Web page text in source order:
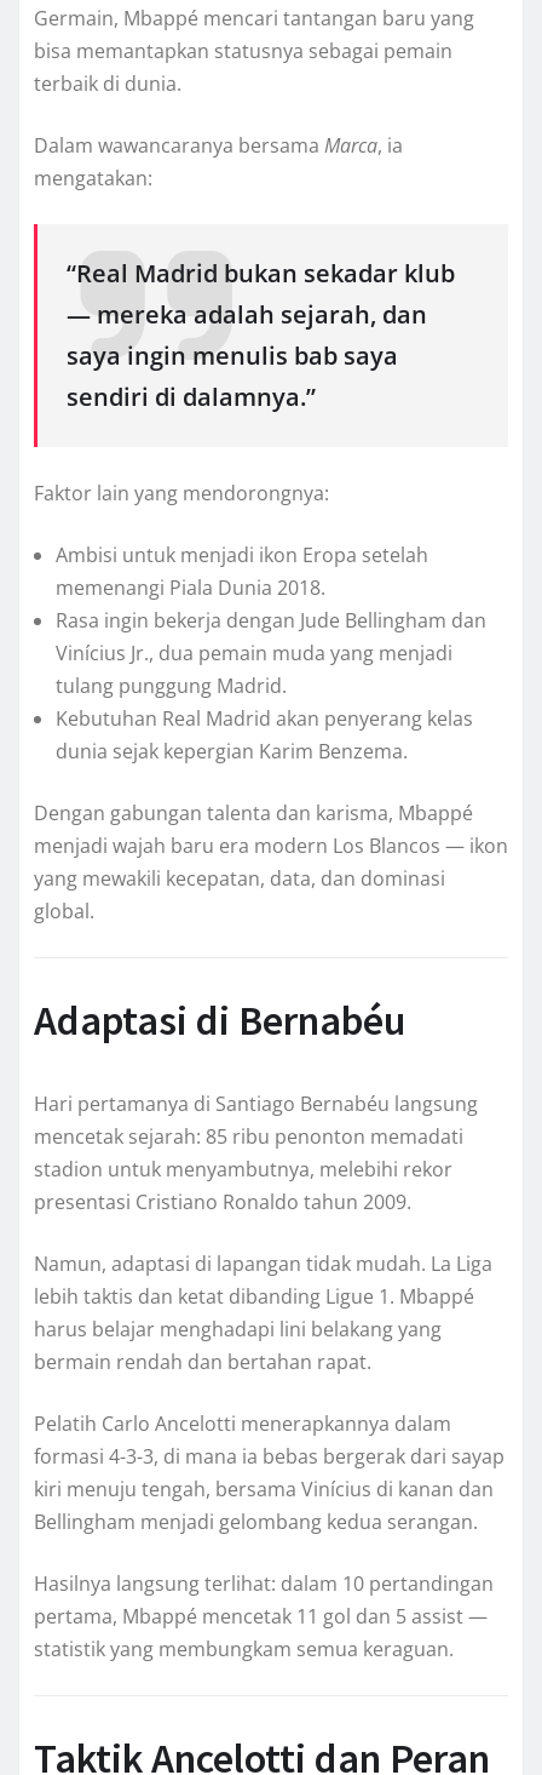
Germain, Mbappé mencari tantangan baru yang
bisa memantapkan statusnya sebagai pemain
terbaik di dunia.
Dalam wawancaranya bersama Marca, ia
mengatakan:
“Real Madrid bukan sekadar klub
— mereka adalah sejarah, dan
saya ingin menulis bab saya
sendiri di dalamnya.”
Faktor lain yang mendorongnya:
Ambisi untuk menjadi ikon Eropa setelah
memenangi Piala Dunia 2018.
Rasa ingin bekerja dengan Jude Bellingham dan
Vinícius Jr., dua pemain muda yang menjadi
tulang punggung Madrid.
Kebutuhan Real Madrid akan penyerang kelas
dunia sejak kepergian Karim Benzema.
Dengan gabungan talenta dan karisma, Mbappé
menjadi wajah baru era modern Los Blancos — ikon
yang mewakili kecepatan, data, dan dominasi
global.
Adaptasi di Bernabéu
Hari pertamanya di Santiago Bernabéu langsung
mencetak sejarah: 85 ribu penonton memadati
stadion untuk menyambutnya, melebihi rekor
presentasi Cristiano Ronaldo tahun 2009.
Namun, adaptasi di lapangan tidak mudah. La Liga
lebih taktis dan ketat dibanding Ligue 1. Mbappé
harus belajar menghadapi lini belakang yang
bermain rendah dan bertahan rapat.
Pelatih Carlo Ancelotti menerapkannya dalam
formasi 4-3-3, di mana ia bebas bergerak dari sayap
kiri menuju tengah, bersama Vinícius di kanan dan
Bellingham menjadi gelombang kedua serangan.
Hasilnya langsung terlihat: dalam 10 pertandingan
pertama, Mbappé mencetak 11 gol dan 5 assist —
statistik yang membungkam semua keraguan.
Taktik Ancelotti dan Peran